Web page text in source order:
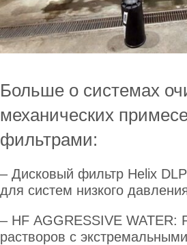
Больше о системах
механических
фильтрами:
– Дисковый фильтр Helix DLP
для систем низкого
– HF AGGRESSIVE WATER:
растворов с